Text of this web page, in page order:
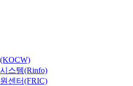
스템(Rinfo)
센터(FRIC)